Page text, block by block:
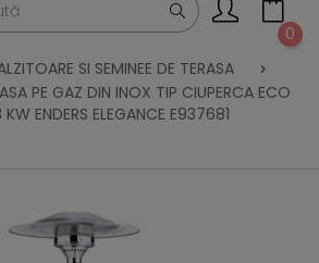
0
SI SEMINEE DE TERASA
PE GAZ DIN INOX TIP CIUPERCA ECO
KW ENDERS ELEGANCE E937681